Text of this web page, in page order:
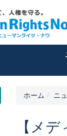
ホーム ニ
【メ